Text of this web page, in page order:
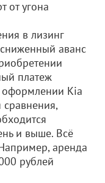
от угона
в лизинг
аванс
платеж
оформлении Kia
и выше. Всё
аренда
рублей